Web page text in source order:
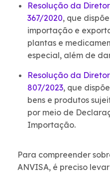
Resolução da
367/2020, que
importação e
plantas e
especial, além de
Resolução da
807/2023, que
bens e produtos
por meio de
Importação.
Para compreender
ANVISA, é preciso